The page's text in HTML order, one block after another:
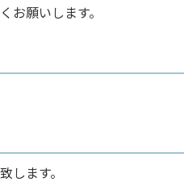
お願いします。
します。